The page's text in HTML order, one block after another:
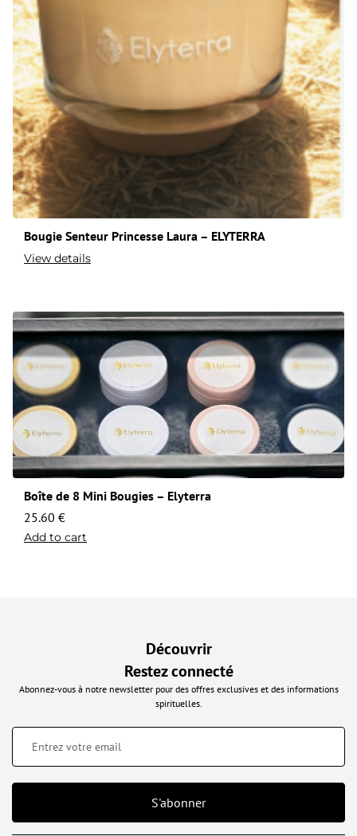
Bougie Senteur Princesse Laura – ELYTERRA
View details
Boîte de 8 Mini Bougies – Elyterra
25.60 €
Add to cart
Découvrir
Restez connecté
Abonnez-vous à notre newsletter pour des offres exclusives et des informations
spirituelles.
S'abonner